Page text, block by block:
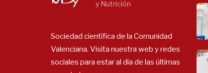
y Nutrición
Sociedad científica de la Comunidad
Valenciana. Visita nuestra web y redes
sociales para estar al día de las últimas